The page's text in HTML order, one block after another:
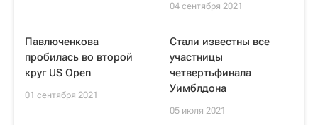
04 сентября 2021
Павлюченкова
пробилась во второй
круг US Open
01 сентября 2021
Стали известны все
участницы
четвертьфинала
Уимблдона
05 июля 2021